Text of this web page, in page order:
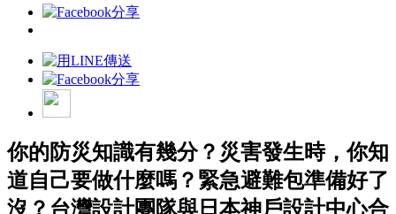
你的防災知識有幾分？災害發生時，你知
道自己要做什麼嗎？緊急避難包準備好了
沒？台灣設計團隊與日本神戶設計中心合